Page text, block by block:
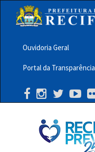
principalMenu
Barra
Topo
PCR
Ouvidoria Geral
Portal da Transparência